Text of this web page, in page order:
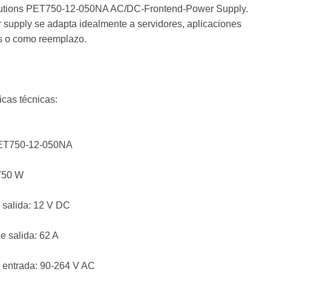
PET750-12-050NA AC/DC-Frontend-Power Supply.
supply se adapta idealmente a servidores, aplicaciones
o como reemplazo.
técnicas:
12-050NA
W
salida: 12 V DC
salida: 62 A
90-264 V AC